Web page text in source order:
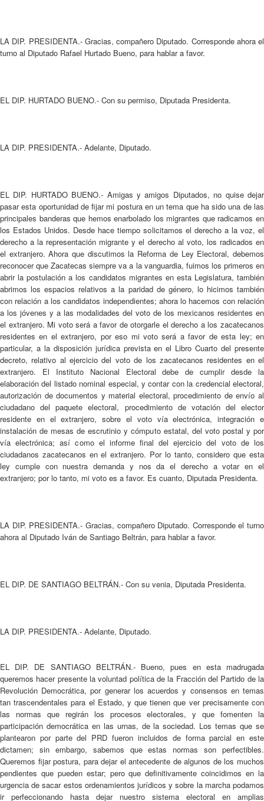
LA DIP. PRESIDENTA.- Gracias, compañero Diputado. Corresponde ahora el
turno al Diputado Rafael Hurtado Bueno, para hablar a favor.
EL DIP. HURTADO BUENO.- Con su permiso, Diputada Presidenta.
LA DIP. PRESIDENTA.- Adelante, Diputado.
EL DIP. HURTADO BUENO.- Amigas y amigos Diputados, no quise dejar
pasar esta oportunidad de fijar mi postura en un tema que ha sido una de las
principales banderas que hemos enarbolado los migrantes que radicamos en
los Estados Unidos. Desde hace tiempo solicitamos el derecho a la voz, el
derecho a la representación migrante y el derecho al voto, los radicados en
el extranjero. Ahora que discutimos la Reforma de Ley Electoral, debemos
reconocer que Zacatecas siempre va a la vanguardia, fuimos los primeros en
abrir la postulación a los candidatos migrantes en esta Legislatura, también
abrimos los espacios relativos a la paridad de género, lo hicimos también
con relación a los candidatos independientes; ahora lo hacemos con relación
a los jóvenes y a las modalidades del voto de los mexicanos residentes en
el extranjero. Mi voto será a favor de otorgarle el derecho a los zacatecanos
residentes en el extranjero, por eso mi voto será a favor de esta ley; en
particular, a la disposición jurídica prevista en el Libro Cuarto del presente
decreto, relativo al ejercicio del voto de los zacatecanos residentes en el
extranjero. El Instituto Nacional Electoral debe de cumplir desde la
elaboración del listado nominal especial, y contar con la credencial electoral,
autorización de documentos y material electoral, procedimiento de envío al
ciudadano del paquete electoral, procedimiento de votación del elector
residente en el extranjero, sobre el voto vía electrónica, integración e
instalación de mesas de escrutinio y cómputo estatal, del voto postal y por
vía electrónica; así como el informe final del ejercicio del voto de los
ciudadanos zacatecanos en el extranjero. Por lo tanto, considero que esta
ley cumple con nuestra demanda y nos da el derecho a votar en el
extranjero; por lo tanto, mi voto es a favor. Es cuanto, Diputada Presidenta.
LA DIP. PRESIDENTA.- Gracias, compañero Diputado. Corresponde el turno
ahora al Diputado Iván de Santiago Beltrán, para hablar a favor.
EL DIP. DE SANTIAGO BELTRÁN.- Con su venia, Diputada Presidenta.
LA DIP. PRESIDENTA.- Adelante, Diputado.
EL DIP. DE SANTIAGO BELTRÁN.- Bueno, pues en esta madrugada
queremos hacer presente la voluntad política de la Fracción del Partido de la
Revolución Democrática, por generar los acuerdos y consensos en temas
tan trascendentales para el Estado, y que tienen que ver precisamente con
las normas que regirán los procesos electorales, y que fomenten la
participación democrática en las urnas, de la sociedad. Los temas que se
plantearon por parte del PRD fueron incluidos de forma parcial en este
dictamen; sin embargo, sabemos que estas normas son perfectibles.
Queremos fijar postura, para dejar el antecedente de algunos de los muchos
pendientes que pueden estar; pero que definitivamente coincidimos en la
urgencia de sacar estos ordenamientos jurídicos y sobre la marcha podamos
ir perfeccionando hasta dejar nuestro sistema electoral en amplias